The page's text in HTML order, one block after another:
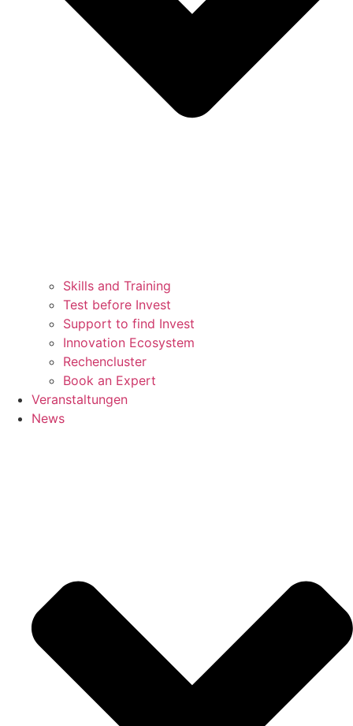
Skills and Training
Test before Invest
Support to find Invest
Innovation Ecosystem
Rechencluster​
Book an Expert
Veranstaltungen
News